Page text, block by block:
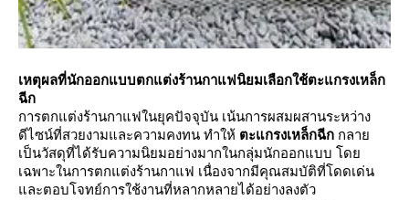
เหตุผลที่นักออกแบบตกแต่งร้านกาแฟนิยมเลือกใช้ตะแกรงเหล็ก
ฉีก
การตกแต่งร้านกาแฟในยุคปัจจุบัน เน้นการผสมผสานระหว่าง
ดีไซน์ที่สวยงามและความคงทน ทำให้ ตะแกรงเหล็กฉีก กลา
เป็นวัสดุที่ได้รับความนิยมอย่างมากในกลุ่มนักออกแบบ โด
เฉพาะในการตกแต่งร้านกาแฟ เนื่องจากมีคุณสมบัติที่โดดเด่น
ละตอบโจทย์การใช้งานที่หลากหลายได้อย่างลงตัว